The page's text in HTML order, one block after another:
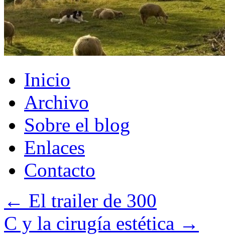
Inicio
Archivo
Sobre el blog
Enlaces
Contacto
← El trailer de 300
C y la cirugía estética →